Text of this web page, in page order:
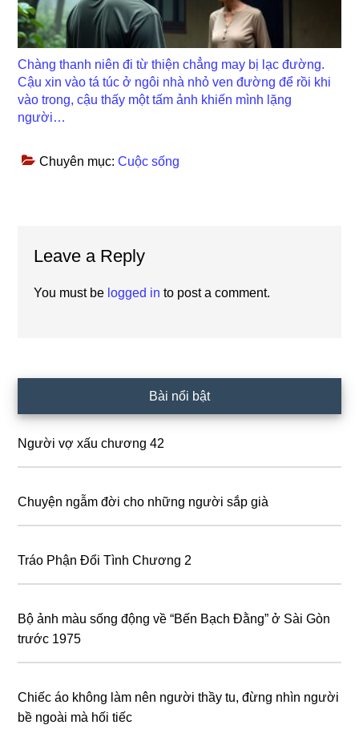
Chàng thanh niên đi từ thiện chẳng may bị lạc đường.
Cậu xin vào tá túc ở ngôi nhà nhỏ ven đường để rồi khi
vào trong, cậu thấy một tấm ảnh khiến mình lặng
người…
Chuyên mục:Cuộc sống
Interactions
Leave a Reply
You must be logged in to post a comment.
Sidebar
Bài nổi bật
Người vợ xấu chương 42
Chuyện ngẫm đời cho những người sắp già
Tráo Phận Đổi Tình Chương 2
Bộ ảnh màu sống động về “Bến Bạch Đằng” ở Sài Gòn
trước 1975
Chiếc áo không làm nên người thầy tu, đừng nhìn người
bề ngoài mà hối tiếc